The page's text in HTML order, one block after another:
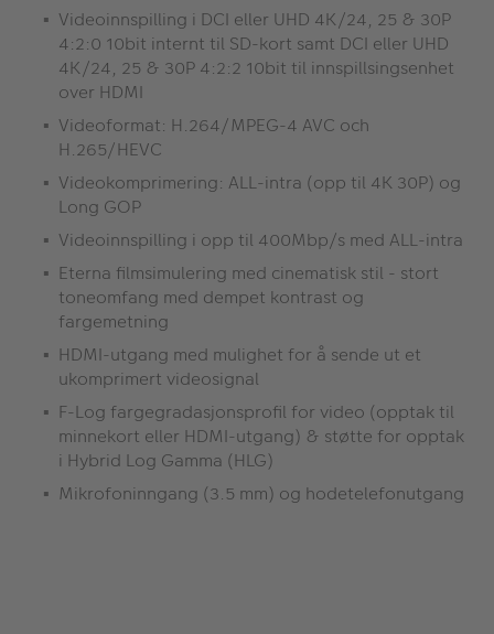
Videoinnspilling i DCI eller UHD 4K/24, 25 & 30P
4:2:0 10bit internt til SD-kort samt DCI eller UHD
4K/24, 25 & 30P 4:2:2 10bit til innspillsingsenhet
over HDMI
Videoformat: H.264/MPEG-4 AVC och
H.265/HEVC
Videokomprimering: ALL-intra (opp til 4K 30P) og
Long GOP
Videoinnspilling i opp til 400Mbp/s med ALL-intra
Eterna filmsimulering med cinematisk stil - stort
toneomfang med dempet kontrast og
fargemetning
HDMI-utgang med mulighet for å sende ut et
ukomprimert videosignal
F-Log fargegradasjonsprofil for video (opptak til
minnekort eller HDMI-utgang) & støtte for opptak
i Hybrid Log Gamma (HLG)
Mikrofoninngang (3.5 mm) og hodetelefonutgang